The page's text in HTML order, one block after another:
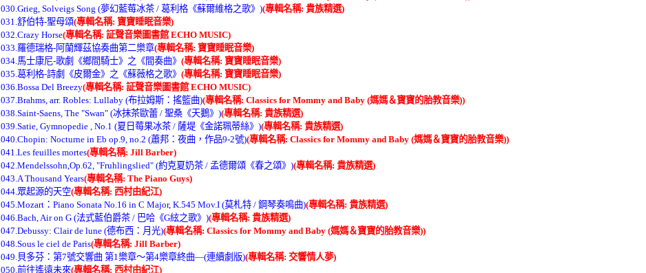
030.Grieg, Solveigs Song (夢幻藍莓冰茶 / 葛利格《蘇爾維格之歌》)(專輯名稱: 貴族精選)
031.舒伯特-聖母頌(專輯名稱: 寶寶睡眠音樂)
032.Crazy Horse(專輯名稱: 証聲音樂圖書館 ECHO MUSIC)
033.羅德瑞格-阿蘭輝茲協奏曲第二樂章(專輯名稱: 寶寶睡眠音樂)
034.馬士康尼-歌劇《鄉間騎士》之《間奏曲》 (專輯名稱: 寶寶睡眠音樂)
035.葛利格-詩劇《皮爾金》之《蘇薇格之歌》 (專輯名稱: 寶寶睡眠音樂)
036.Bossa Del Breezy(專輯名稱: 証聲音樂圖書館 ECHO MUSIC)
037.Brahms, arr. Robles: Lullaby (布拉姆斯：搖籃曲)(專輯名稱: Classics for Mommy and Baby (媽媽＆寶寶的胎教音樂))
038.Saint-Saens, The "Swan" (冰抹茶歐蕾 / 聖桑《天鵝》)(專輯名稱: 貴族精選)
039.Satie, Gymnopedie , No.1 (夏日莓果冰茶 / 薩堤《金諾珮蒂絲》)(專輯名稱: 貴族精選)
040.Chopin: Nocturne in Eb op.9, no.2 (蕭邦：夜曲，作品9-2號)(專輯名稱: Classics for Mommy and Baby (媽媽＆寶寶的胎教音樂))
041.Les feuilles mortes(專輯名稱: Jill Barber)
042.Mendelssohn,Op.62, "Fruhlingslied" (約克夏奶茶 / 孟德爾頌《春之頌》)(專輯名稱: 貴族精選)
043.A Thousand Years(專輯名稱: The Piano Guys)
044.眾起源的天空(專輯名稱: 西村由紀江)
045.Mozart：Piano Sonata No.16 in C Major, K.545 Mov.I (莫札特 / 鋼琴奏鳴曲)(專輯名稱: 貴族精選)
046.Bach, Air on G (法式藍伯爵茶 / 巴哈《G絃之歌》)(專輯名稱: 貴族精選)
047.Debussy: Clair de lune (德布西：月光)(專輯名稱: Classics for Mommy and Baby (媽媽＆寶寶的胎教音樂))
048.Sous le ciel de Paris(專輯名稱: Jill Barber)
049.貝多芬：第7號交響曲 第1樂章～第4樂章終曲—(連續劇版)(專輯名稱: 交響情人夢)
050.前往遙遠未來(專輯名稱: 西村由紀江)